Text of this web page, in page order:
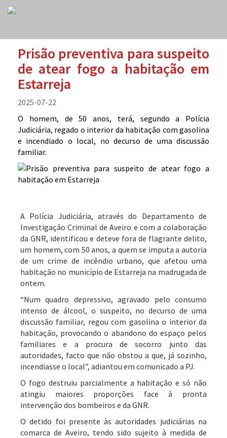
Prisão preventiva para suspeito
de atear fogo a habitação em
Estarreja
2025-07-22
O homem, de 50 anos, terá, segundo a Polícia
Judiciária, regado o interior da habitação com gasolina
e incendiado o local, no decurso de uma discussão
familiar.
A Polícia Judiciária, através do Departamento de
Investigação Criminal de Aveiro e com a colaboração
da GNR, identificou e deteve fora de flagrante delito,
um homem, com 50 anos, a quem se imputa a autoria
de um crime de incêndio urbano, que afetou uma
habitação no município de Estarreja na madrugada de
ontem.
“Num quadro depressivo, agravado pelo consumo
intenso de álcool, o suspeito, no decurso de uma
discussão familiar, regou com gasolina o interior da
habitação, provocando o abandono do espaço pelos
familiares e a procura de socorro junto das
autoridades, facto que não obstou a que, já sozinho,
incendiasse o local”, adiantou em comunicado a PJ.
O fogo destruiu parcialmente a habitação e só não
atingiu maiores proporções face à pronta
intervenção dos bombeiros e da GNR.
O detido foi presente às autoridades judiciárias na
comarca de Aveiro, tendo sido sujeito à medida de